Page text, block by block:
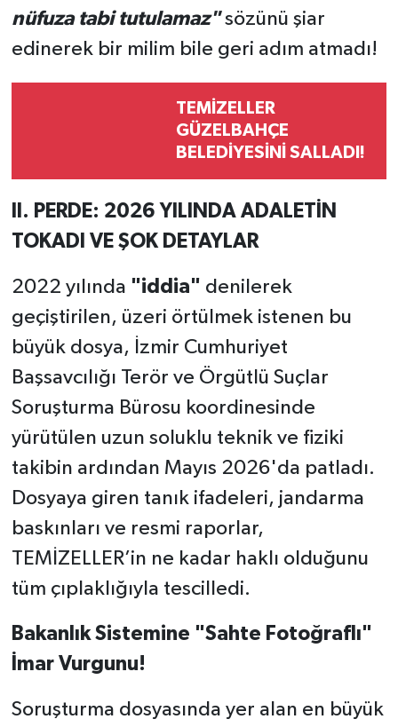
nüfuza tabi tutulamaz" sözünü şiar
edinerek bir milim bile geri adım atmadı!
TEMİZELLER
GÜZELBAHÇE
BELEDİYESİNİ SALLADI!
II. PERDE: 2026 YILINDA ADALETİN
TOKADI VE ŞOK DETAYLAR
2022 yılında "iddia" denilerek
geçiştirilen, üzeri örtülmek istenen bu
büyük dosya, İzmir Cumhuriyet
Başsavcılığı Terör ve Örgütlü Suçlar
Soruşturma Bürosu koordinesinde
yürütülen uzun soluklu teknik ve fiziki
takibin ardından Mayıs 2026'da patladı.
Dosyaya giren tanık ifadeleri, jandarma
baskınları ve resmi raporlar,
TEMİZELLER’in ne kadar haklı olduğunu
tüm çıplaklığıyla tescilledi.
Bakanlık Sistemine "Sahte Fotoğraflı"
İmar Vurgunu!
Soruşturma dosyasında yer alan en büyük